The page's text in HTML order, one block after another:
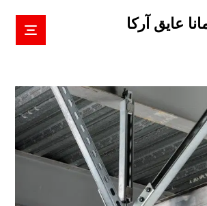
عایق آرکا